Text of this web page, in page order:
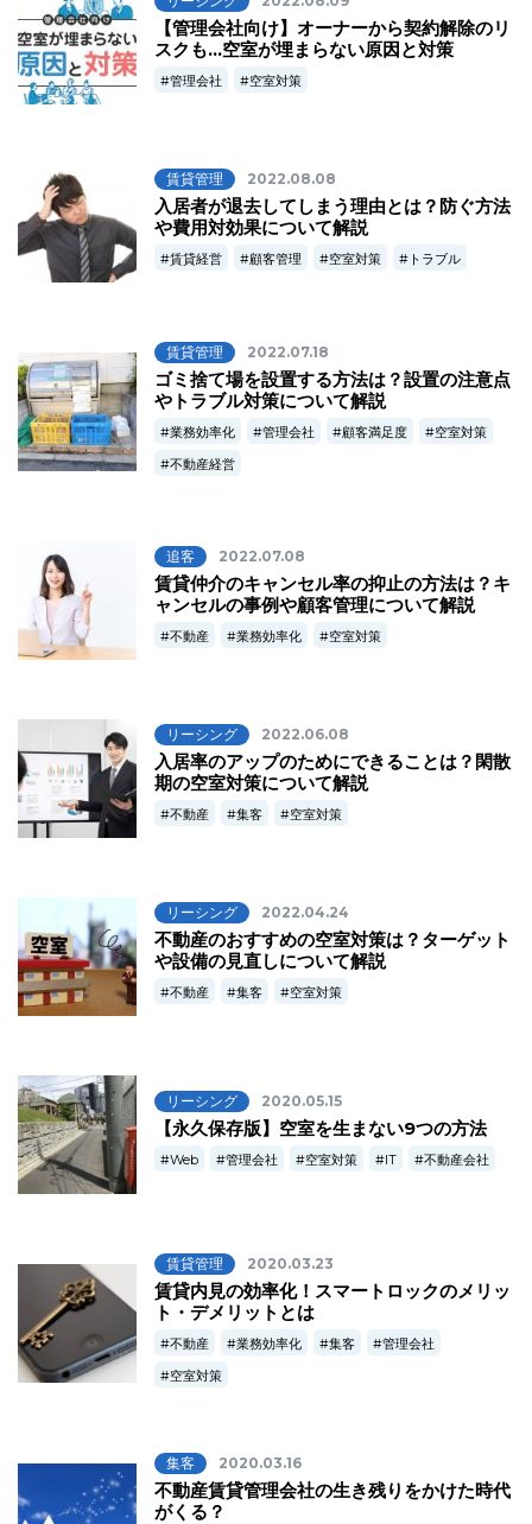
【管理会社向け】オーナーから契約解除のリ
スクも…空室が埋まらない原因と対策
管理会社 空室対策
賃貸管理 2022.08.08
入居者が退去してしまう理由とは？防ぐ方法
や費用対効果について解説
賃貸経営 顧客管理 空室対策 トラブル
賃貸管理 2022.07.18
ゴミ捨て場を設置する方法は？設置の注意点
やトラブル対策について解説
業務効率化 管理会社 顧客満足度
空室対策
不動産経営
追客 2022.07.08
賃貸仲介のキャンセル率の抑止の方法は？キ
ャンセルの事例や顧客管理について解説
不動産 業務効率化 空室対策
リーシング 2022.06.08
入居率のアップのためにできることは？閑散
期の空室対策について解説
不動産 集客 空室対策
リーシング 2022.04.24
不動産のおすすめの空室対策は？ターゲット
や設備の見直しについて解説
不動産 集客 空室対策
リーシング 2020.05.15
【永久保存版】空室を生まない9つの方法
Web 管理会社 空室対策 IT 不動産会社
賃貸管理 2020.03.23
賃貸内見の効率化！スマートロックのメリッ
ト・デメリットとは
不動産 業務効率化 集客
管理会社
空室対策
集客 2020.03.16
不動産賃貸管理会社の生き残りをかけた時代
がくる？